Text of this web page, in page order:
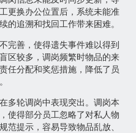
更换办公位置后，系统未能准
的追溯和找回工作带来困难。
完善，使得遗失事件难以得到
区较多，调岗频繁时物品的来
任分配和奖惩措施，降低了员
多轮调岗中表现突出。调岗本
使得部分员工忽略了对私人物
范提示，容易导致物品乱放、